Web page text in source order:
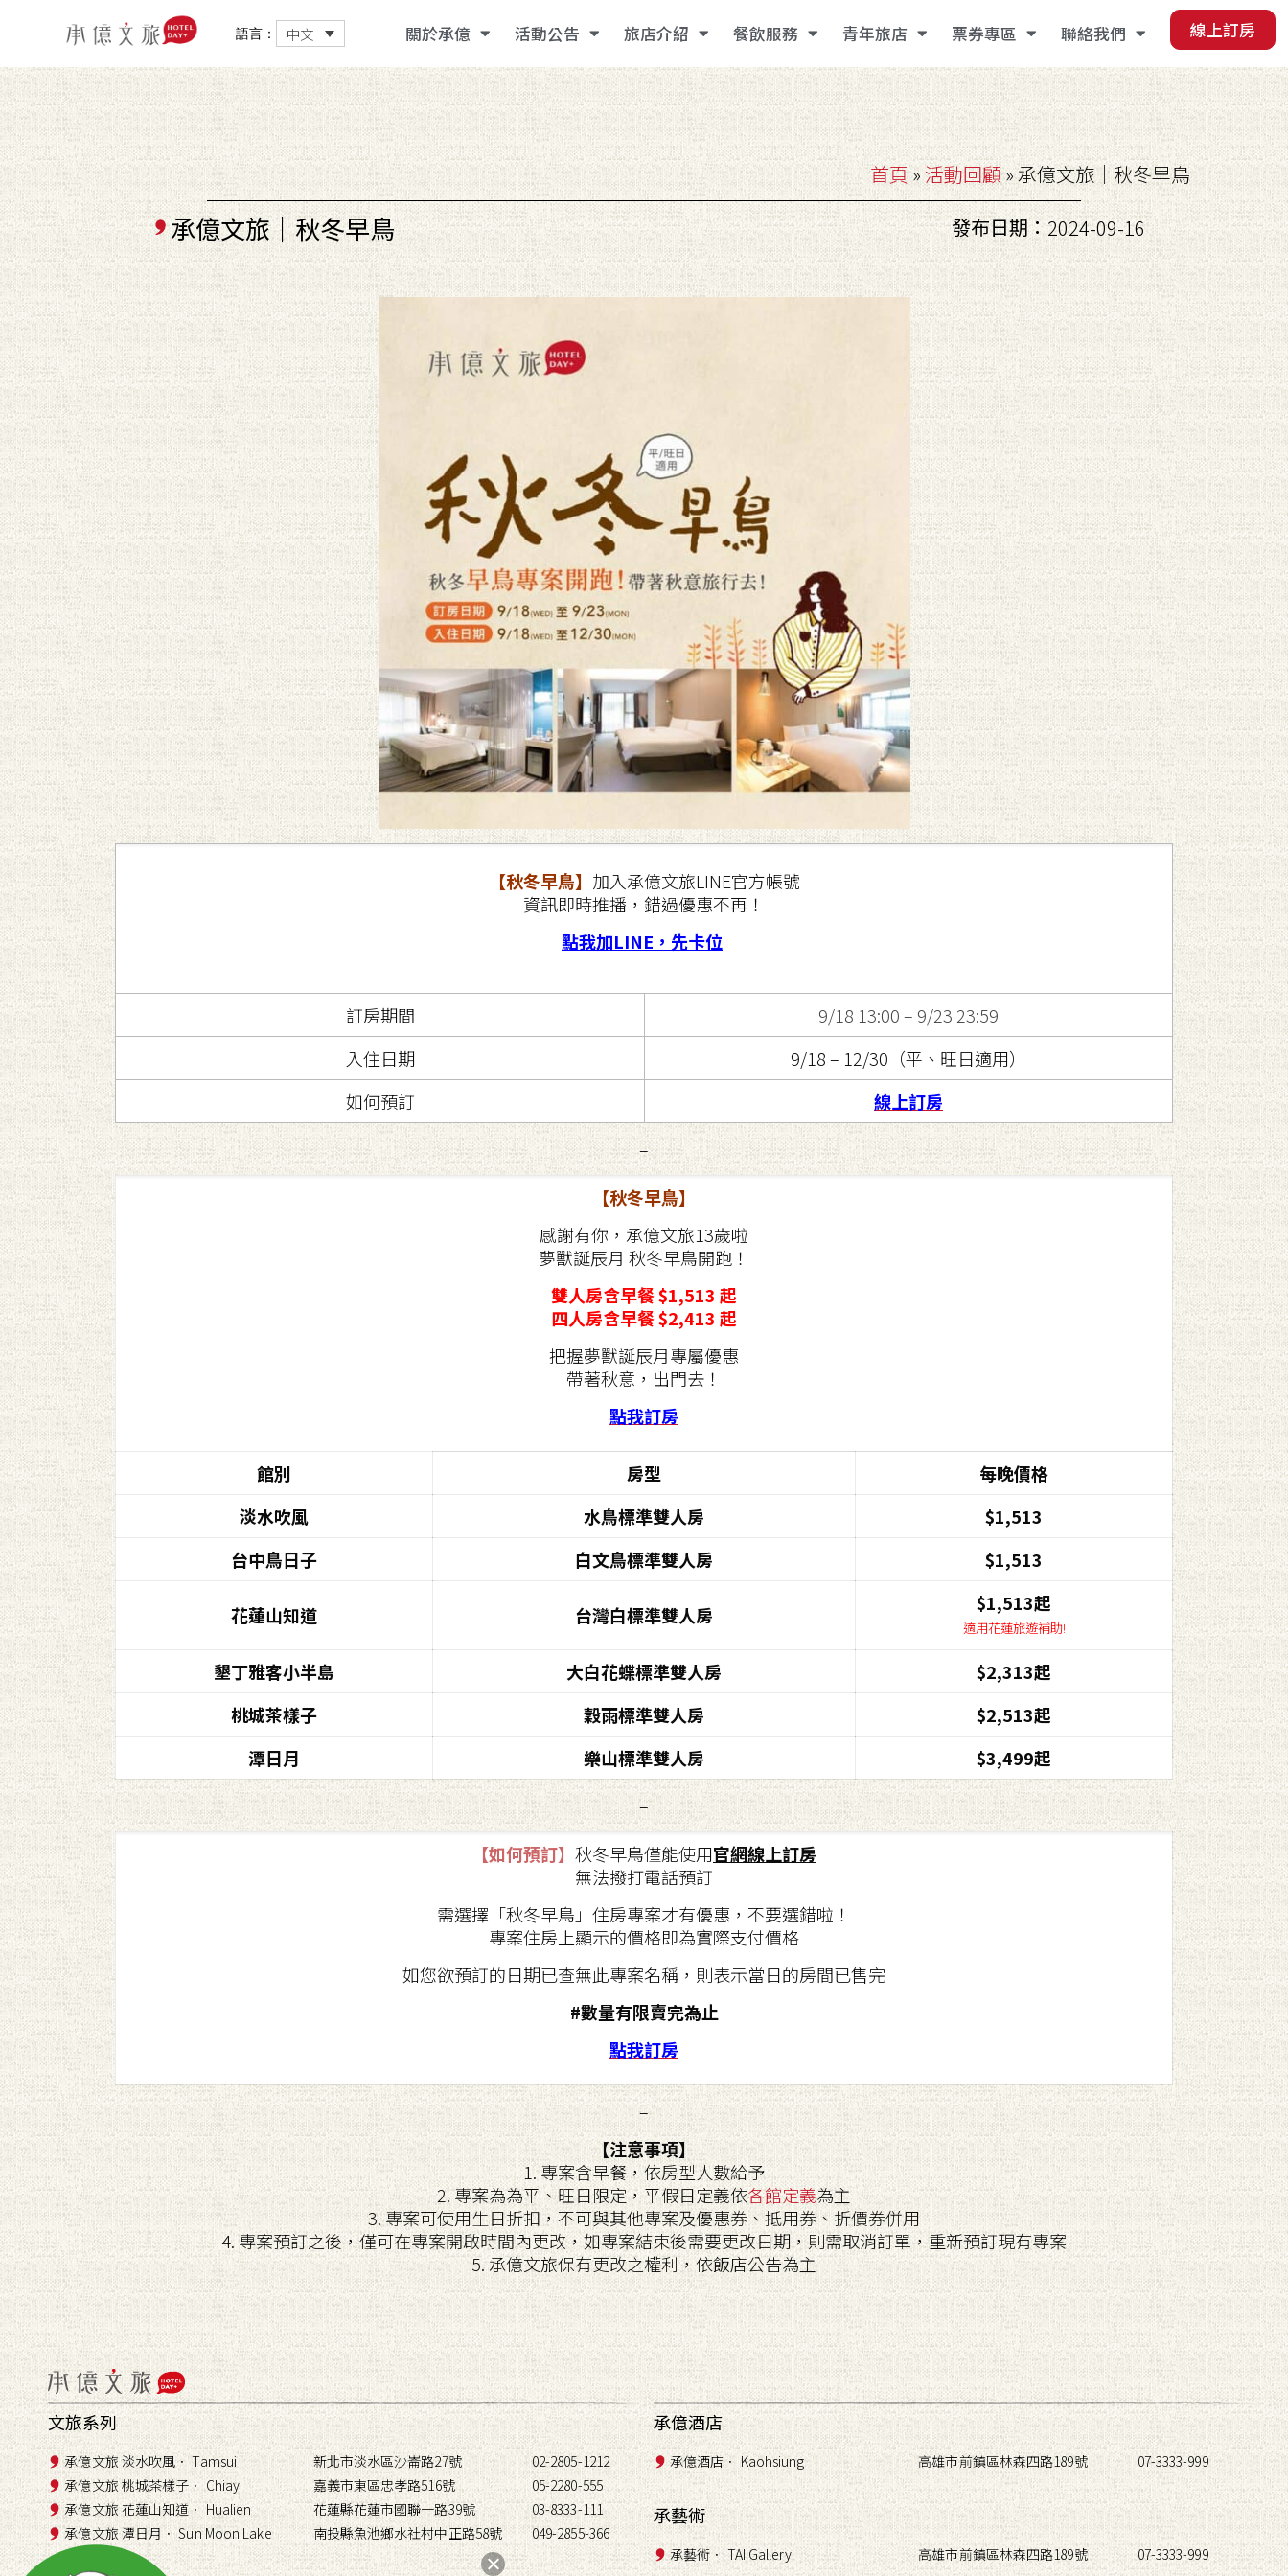
語言： 中文 關於承億 活動公告 旅店介紹 餐飲服務 青年旅店 票券專區 聯絡我們 線上訂房
首頁»活動回顧»承億文旅｜秋冬早鳥
承億文旅｜秋冬早鳥 發布日期：2024-09-16
【秋冬早鳥】 加入承億文旅LINE官方帳號
資訊即時推播，錯過優惠不再！
點我加LINE，先卡位
訂房期間
9/18 13:00 – 9/23 23:59
入住日期
9/18 – 12/30（平、旺日適用）
如何預訂
線上訂房
–
【秋冬早鳥】
感謝有你，承億文旅13歲啦
夢獸誕辰月 秋冬早鳥開跑！
雙人房含早餐 $1,513 起
四人房含早餐 $2,413 起
把握夢獸誕辰月專屬優惠
帶著秋意，出門去！
點我訂房
館別 房型
每晚價格
淡水吹風
水鳥標準雙人房
$1,513
台中鳥日子
白文鳥標準雙人房 $1,513
花蓮山知道 台灣白標準雙人房 $1,513起
適用花蓮旅遊補助!
墾丁雅客小半島 大白花蝶標準雙人房
$2,313起
桃城茶樣子
穀雨標準雙人房
$2,513起
潭日月
樂山標準雙人房
$3,499起
–
【如何預訂】 秋冬早鳥僅能使用官網線上訂房
無法撥打電話預訂
需選擇「秋冬早鳥」住房專案才有優惠，不要選錯啦！
專案住房上顯示的價格即為實際支付價格
如您欲預訂的日期已查無此專案名稱，則表示當日的房間已售完
#數量有限賣完為止
點我訂房
–
【注意事項】
1. 專案含早餐，依房型人數給予
2. 專案為為平、旺日限定，平假日定義依各館定義為主
3. 專案可使用生日折扣，不可與其他專案及優惠券、抵用券、折價券併用
4. 專案預訂之後，僅可在專案開啟時間內更改，如專案結束後需要更改日期，則需取消訂單，重新預訂現有專案
5. 承億文旅保有更改之權利，依飯店公告為主
文旅系列
承億文旅 淡水吹風． Tamsui
承億文旅 桃城茶樣子． Chiayi
承億文旅 花蓮山知道． Hualien
承億文旅 潭日月． Sun Moon Lake
新北市淡水區沙崙路27號
嘉義市東區忠孝路516號
花蓮縣花蓮市國聯一路39號
南投縣魚池鄉水社村中正路58號
02-2805-1212
05-2280-555
03-8333-111
049-2855-366
承億酒店
承億酒店． Kaohsiung 高雄市前鎮區林森四路189號 07-3333-999
承藝術
承藝術． TAI Gallery 高雄市前鎮區林森四路189號 07-3333-999